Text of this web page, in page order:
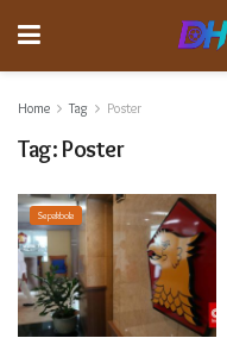
Home Tag Poster
Tag:Poster
Sepakbola